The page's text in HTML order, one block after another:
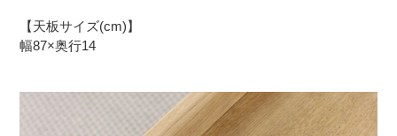
【天板サイズ(cm)】
幅87×奥行14